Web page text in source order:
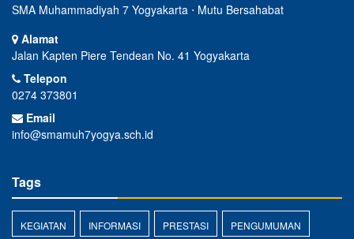
SMA Muhammadiyah 7 Yogyakarta ⋅ Mutu Bersahabat
Alamat
Jalan Kapten Piere Tendean No. 41 Yogyakarta
Telepon
0274 373801
Email
info@smamuh7yogya.sch.id
Tags
KEGIATAN INFORMASI PRESTASI PENGUMUMAN